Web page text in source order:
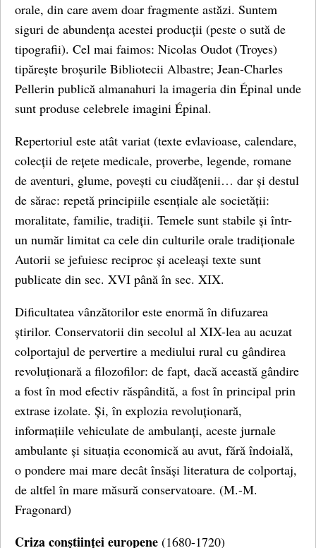
orale, din care avem doar fragmente astăzi. Suntem
siguri de abundența acestei producții (peste o sută de
tipografii). Cel mai faimos: Nicolas Oudot (Troyes)
tipărește broșurile Bibliotecii Albastre; Jean-Charles
Pellerin publică almanahuri la imageria din Épinal unde
sunt produse celebrele imagini Épinal.
Repertoriul este atât variat (texte evlavioase, calendare,
colecții de rețete medicale, proverbe, legende, romane
de aventuri, glume, povești cu ciudățenii… dar și destul
de sărac: repetă principiile esențiale ale societății:
moralitate, familie, tradiții. Temele sunt stabile și într-
un număr limitat ca cele din culturile orale tradiționale
Autorii se jefuiesc reciproc și aceleași texte sunt
publicate din sec. XVI până în sec. XIX.
Dificultatea vânzătorilor este enormă în difuzarea
știrilor. Conservatorii din secolul al XIX-lea au acuzat
colportajul de pervertire a mediului rural cu gândirea
revoluționară a filozofilor: de fapt, dacă această gândire
a fost în mod efectiv răspândită, a fost în principal prin
extrase izolate. Și, în explozia revoluționară,
informațiile vehiculate de ambulanți, aceste jurnale
ambulante și situația economică au avut, fără îndoială,
o pondere mai mare decât însăși literatura de colportaj,
de altfel în mare măsură conservatoare. (M.-M.
Fragonard)
Criza conștiinței europene (1680-1720)